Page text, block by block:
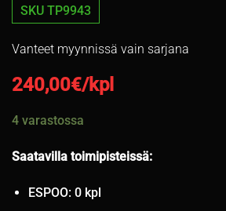
SKU TP9943
Vanteet myynnissä vain sarjana
240,00€/kpl
4 varastossa
Saatavilla toimipisteissä:
ESPOO: 0 kpl